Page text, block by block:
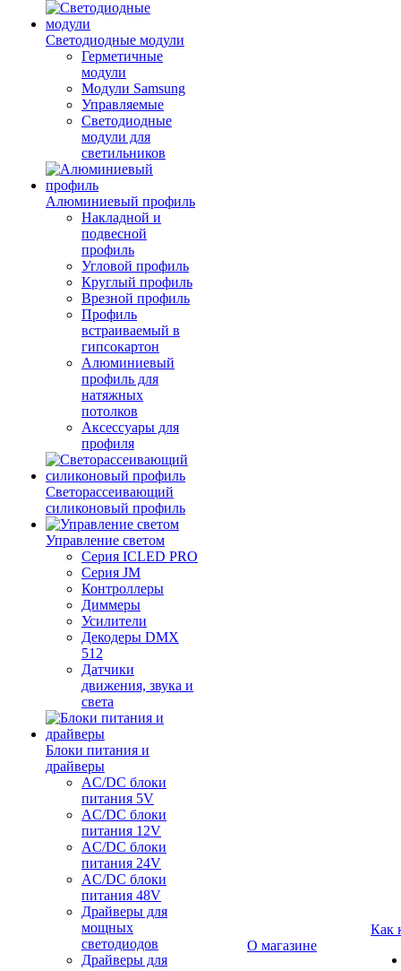
Светодиодные модули
Герметичные
модули
Модули Samsung
Управляемые
Светодиодные
модули для
светильников
Алюминиевый профиль
Накладной и
подвесной
профиль
Угловой профиль
Круглый профиль
Врезной профиль
Профиль
встраиваемый в
гипсокартон
Алюминиевый
профиль для
натяжных
потолков
Аксессуары для
профиля
Светорассеивающий
силиконовый профиль
Управление светом
Серия ICLED PRO
Серия JM
Контроллеры
Диммеры
Усилители
Декодеры DMX
512
Датчики
движения, звука и
света
Блоки питания и
драйверы
AC/DC блоки
питания 5V
AC/DC блоки
питания 12V
AC/DC блоки
питания 24V
AC/DC блоки
питания 48V
Драйверы для
мощных
светодиодов
Драйверы для
О магазине
Как